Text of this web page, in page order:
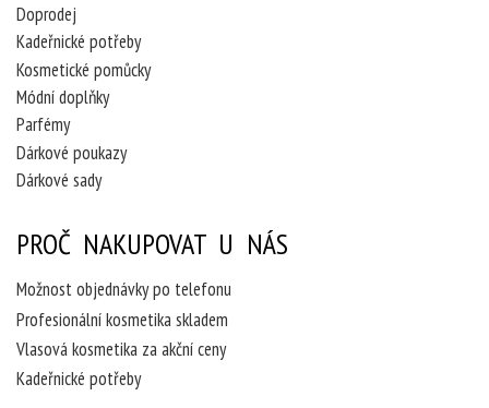
Doprodej
Kadeřnické potřeby
Kosmetické pomůcky
Módní doplňky
Parfémy
Dárkové poukazy
Dárkové sady
PROČ NAKUPOVAT U NÁS
Možnost objednávky po telefonu
Profesionální kosmetika skladem
Vlasová kosmetika za akční ceny
Kadeřnické potřeby